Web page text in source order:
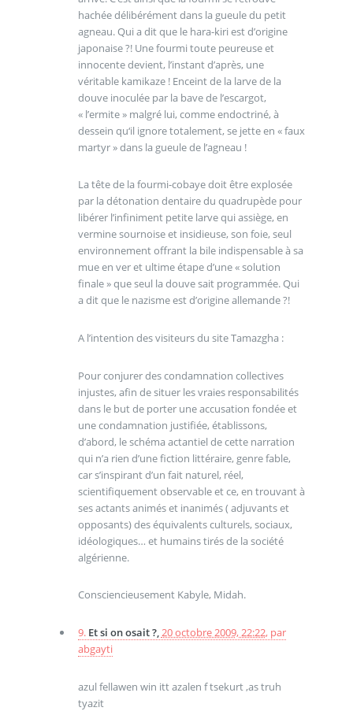
hachée délibérément dans la gueule du petit
agneau. Qui a dit que le hara-kiri est d’origine
japonaise ?! Une fourmi toute peureuse et
innocente devient, l’instant d’après, une
véritable kamikaze ! Enceint de la larve de la
douve inoculée par la bave de l’escargot,
« l’ermite » malgré lui, comme endoctriné, à
dessein qu‘il ignore totalement, se jette en « faux
martyr » dans la gueule de l’agneau !
La tête de la fourmi-cobaye doit être explosée
par la détonation dentaire du quadrupède pour
libérer l’infiniment petite larve qui assiège, en
vermine sournoise et insidieuse, son foie, seul
environnement offrant la bile indispensable à sa
mue en ver et ultime étape d’une « solution
finale » que seul la douve sait programmée. Qui
a dit que le nazisme est d’origine allemande ?!
A l’intention des visiteurs du site Tamazgha :
Pour conjurer des condamnation collectives
injustes, afin de situer les vraies responsabilités
dans le but de porter une accusation fondée et
une condamnation justifiée, établissons,
d’abord, le schéma actantiel de cette narration
qui n’a rien d’une fiction littéraire, genre fable,
car s’inspirant d’un fait naturel, réel,
scientifiquement observable et ce, en trouvant à
ses actants animés et inanimés ( adjuvants et
opposants) des équivalents culturels, sociaux,
idéologiques… et humains tirés de la société
algérienne.
Consciencieusement Kabyle, Midah.
9. Et si on osait ?,20 octobre 2009, 22:22, par
abgayti
azul fellawen win itt azalen f tsekurt ,as truh
tyazit